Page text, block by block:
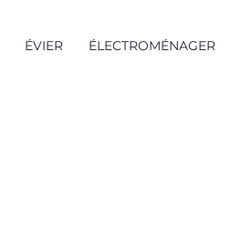
ÉVIER ÉLECTROMÉNAGER